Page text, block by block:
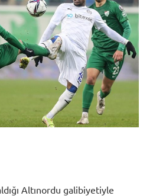
Altınordu galibiyetiyle